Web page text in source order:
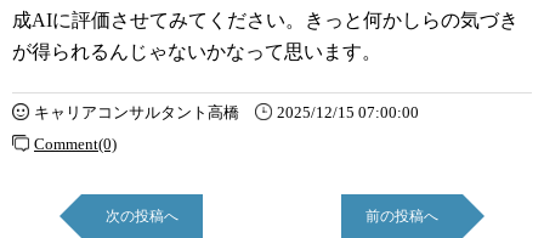
成AIに評価させてみてください。きっと何かしらの気づき
が得られるんじゃないかなって思います。
キャリアコンサルタント高橋
2025/12/15 07:00:00
Comment(0)
次の投稿へ 前の投稿へ